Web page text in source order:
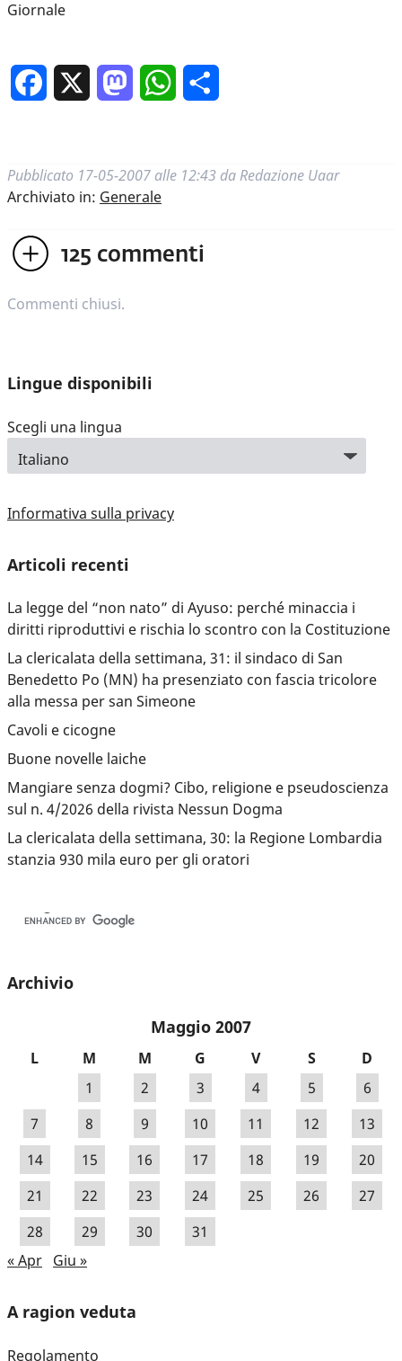
Giornale
Facebook MastodonWhatsApp
Pubblicato 17-05-2007 alle 12:43 da Redazione Uaar
Archiviato in: Generale
125 commenti
Commenti chiusi.
Lingue disponibili
Scegli una lingua
Informativa sulla privacy
Articoli recenti
La legge del “non nato” di Ayuso: perché minaccia i
diritti riproduttivi e rischia lo scontro con la Costituzione
La clericalata della settimana, 31: il sindaco di San
Benedetto Po (MN) ha presenziato con fascia tricolore
alla messa per san Simeone
Cavoli e cicogne
Buone novelle laiche
Mangiare senza dogmi? Cibo, religione e pseudoscienza
sul n. 4/2026 della rivista Nessun Dogma
La clericalata della settimana, 30: la Regione Lombardia
stanzia 930 mila euro per gli oratori
Archivio
Maggio 2007
L M M G V S
D
1
2 3 4 5
6
7
8 9 10 11 12
13
14
15 16 17 18 19
20
21
22 23 24 25 26
27
28
29 30
31
« Apr Giu »
A ragion veduta
Regolamento